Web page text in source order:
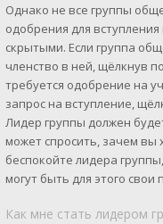
Однако не все группы
одобрения для
скрытыми. Если группа
членство в ней, щёлкнув
требуется одобрение на
запрос на вступление,
Лидер группы должен
может спросить, зачем вы
беспокойте лидера
могут быть для этого свои
Как мне стать лидером